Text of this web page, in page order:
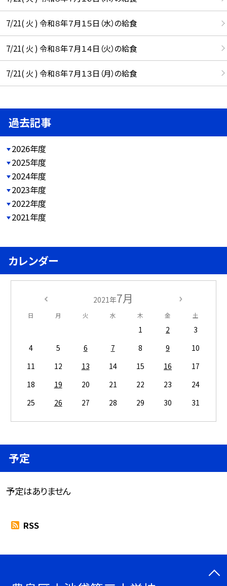
7/21( 火 ) 令和８年７月１５日（水）の給食
7/21( 火 ) 令和８年７月１４日（火）の給食
7/21( 火 ) 令和８年７月１３日（月）の給食
過去記事
2026年度
2025年度
2024年度
2023年度
2022年度
2021年度
カレンダー
2021年7月
日 月 火 水 木 金 土
1 2
3
4
5 6 7 8 9
10
11
12 13 14 15 16
17
18
19 20 21 22 23
24
25
26 27 28 29 30 31
予定
予定はありません
RSS